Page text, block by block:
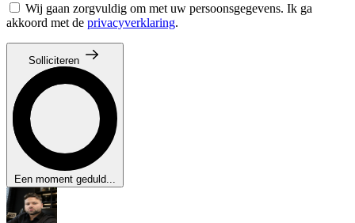
Wij gaan zorgvuldig om met uw persoonsgegevens. Ik ga
akkoord met de privacyverklaring.
Solliciteren
Een moment geduld...